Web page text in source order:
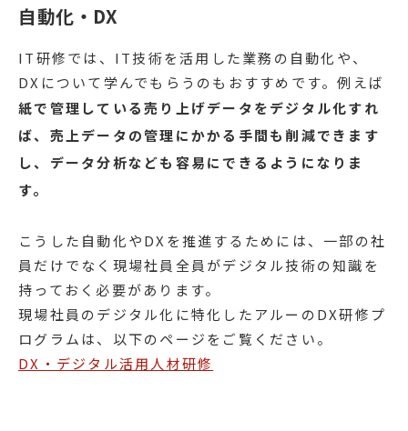
自動化・DX
IT研修では、IT技術を活用した業務の自動化や、
DXについて学んでもらうのもおすすめです。例えば
紙で管理している売り上げデータをデジタル化すれ
ば、売上データの管理にかかる手間も削減できます
し、データ分析なども容易にできるようになりま
す。
こうした自動化やDXを推進するためには、一部の社
員だけでなく現場社員全員がデジタル技術の知識を
持っておく必要があります。
現場社員のデジタル化に特化したアルーのDX研修プ
ログラムは、以下のページをご覧ください。
DX・デジタル活用人材研修